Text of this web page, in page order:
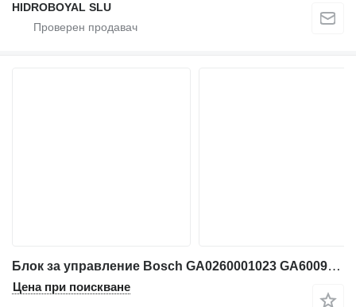
HIDROBOYAL SLU
Блок за управление Bosch GA0260001023 GA6009365001 GAH07612C0303 GAGB0N42980243 GA6009065118 за автокран Liebherr LTM
Цена при поискване